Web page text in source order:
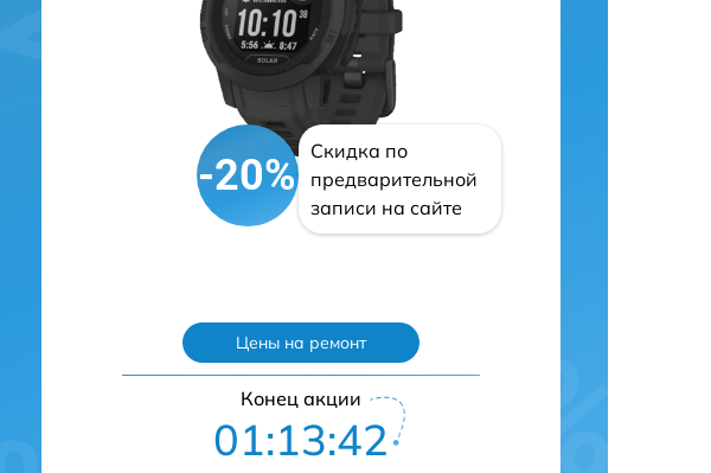
-20%
Скидка по
предварительной
записи на сайте
Цены на ремонт
Конец акции
01:13:41